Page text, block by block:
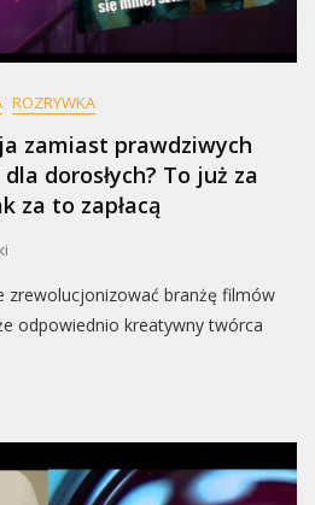
ROZRYWKA
zamiast prawdziwych
dorosłych? To już za
za to zapłacą
zrewolucjonizować branżę filmów
odpowiednio kreatywny twórca